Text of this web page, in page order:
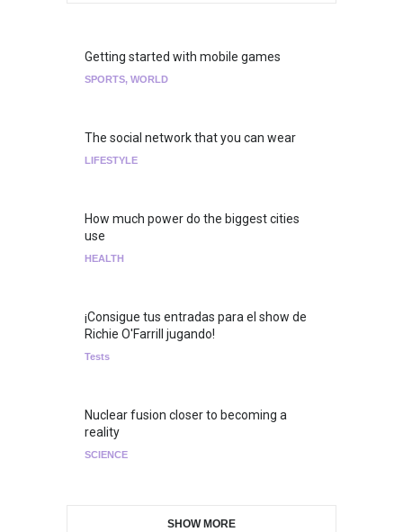
Getting started with mobile games
SPORTS, WORLD
The social network that you can wear
LIFESTYLE
How much power do the biggest cities
use
HEALTH
¡Consigue tus entradas para el show de
Richie O'Farrill jugando!
Tests
Nuclear fusion closer to becoming a
reality
SCIENCE
SHOW MORE